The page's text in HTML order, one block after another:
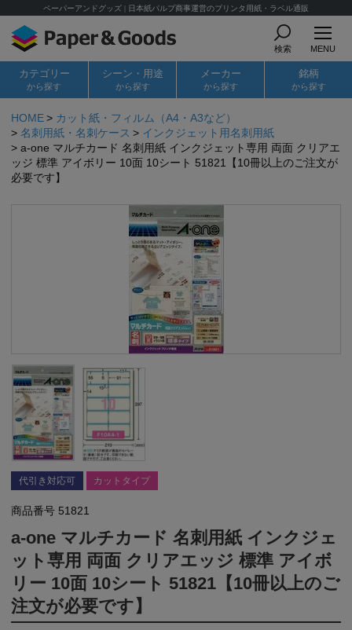
ペーパーアンドグッズ | 日本紙パルプ商事運営のプリンタ用紙・ラベル通販
検索 MENU
カテゴリー
から探す
シーン・用途
から探す
メーカー
から探す
銘柄
から探す
HOME
カット紙・フィルム（A4・A3など）
名刺用紙・名刺ケース
インクジェット用名刺用紙
a-one マルチカード 名刺用紙 インクジェット専用 両面 クリアエ
ッジ 標準 アイボリー 10面 10シート 51821【10冊以上のご注文が
必要です】
代引き対応可 カットタイプ
商品番号 51821
a-one マルチカード 名刺用紙 インクジェ
ット専用 両面 クリアエッジ 標準 アイボ
リー 10面 10シート 51821【10冊以上のご
注文が必要です】